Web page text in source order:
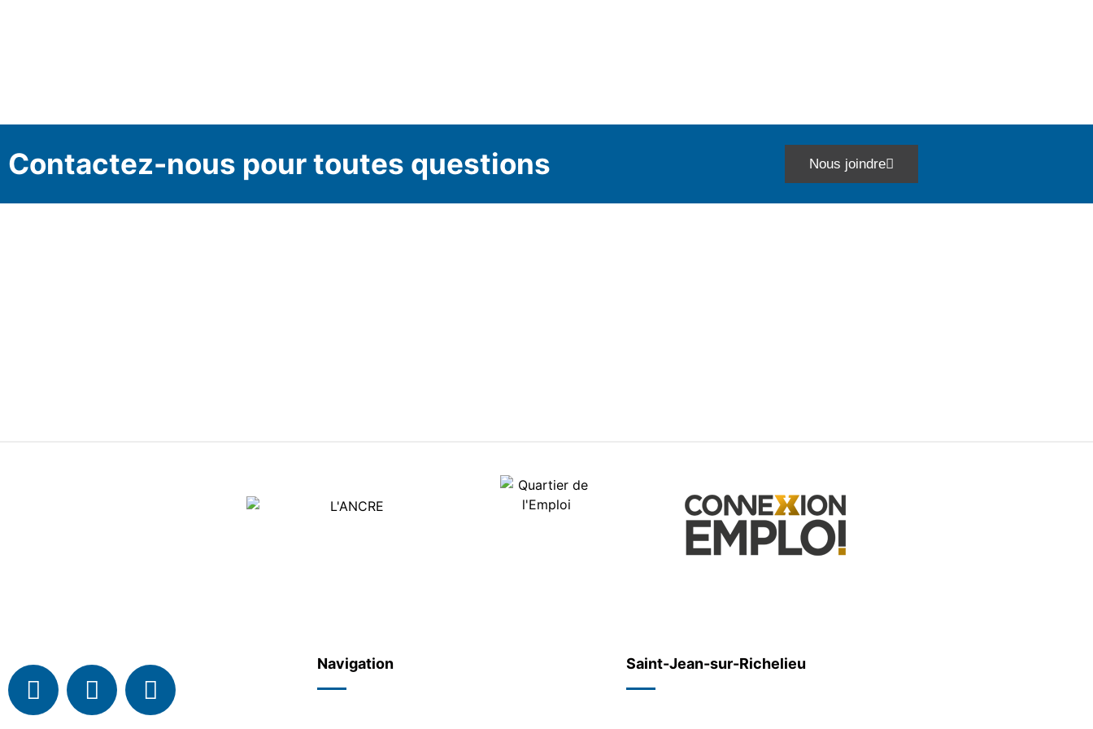
Contactez-nous pour toutes questions Nous joindre
Navigation Saint-Jean-sur-Richelieu